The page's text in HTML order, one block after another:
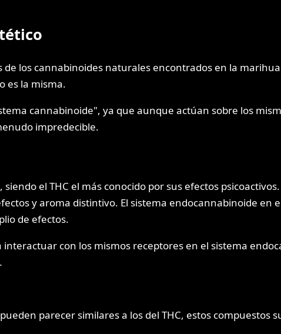
los cannabinoides naturales encontrados en la
es la misma.
cannabinoide", ya que aunque actúan sobre los
impredecible.
el THC el más conocido por sus efectos
y aroma distintivo. El sistema endocannabinoide
de efectos.
con los mismos receptores en el sistema
parecer similares a los del THC, estos